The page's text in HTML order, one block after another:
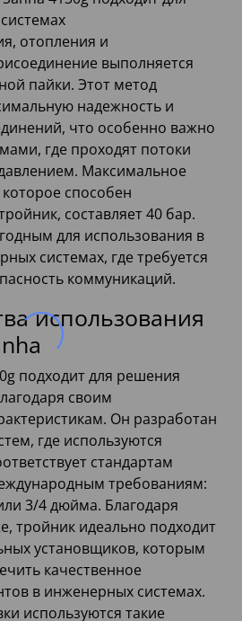
отопления и
выполняется
пайки. Этот метод
надежность и
что особенно важно
где проходят потоки
Максимальное
способен
составляет 40 бар.
для использования в
системах, где требуется
коммуникаций.
использования
подходит для решения
своим
Он разработан
где используются
стандартам
требованиям:
3/4 дюйма. Благодаря
тройник идеально подходит
установщиков, которым
качественное
в инженерных системах.
используются такие